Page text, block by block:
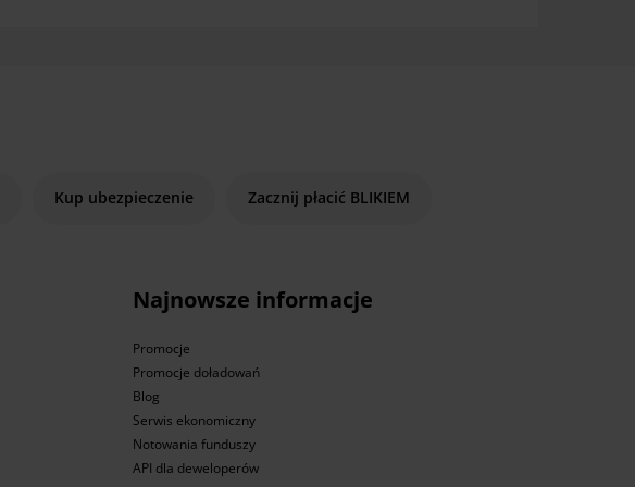
Kup ubezpieczenie Zacznij płacić BLIKIEM
Najnowsze informacje
Promocje
Promocje doładowań
Blog
Serwis ekonomiczny
Notowania funduszy
API dla deweloperów